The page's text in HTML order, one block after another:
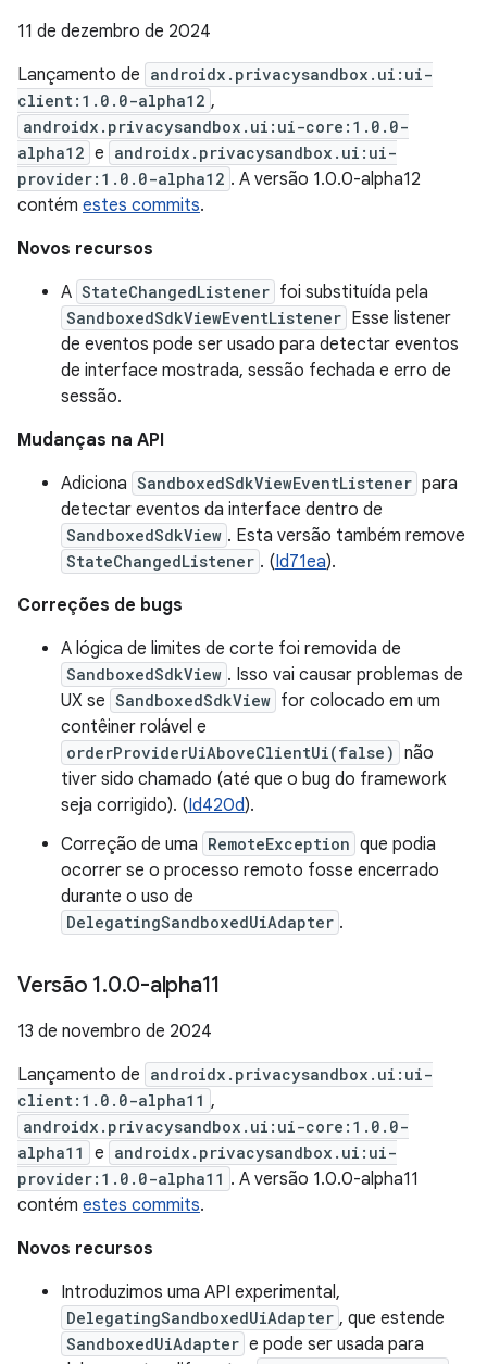
11 de dezembro de 2024
Lançamento de androidx.privacysandbox.ui:ui-
client:1.0.0-alpha12 ,
androidx.privacysandbox.ui:ui-core:1.0.0-
alpha12 e androidx.privacysandbox.ui:ui-
provider:1.0.0-alpha12 . A versão 1.0.0-alpha12
contém estes commits.
Novos recursos
A StateChangedListener foi substituída pela
SandboxedSdkViewEventListener Esse listener
de eventos pode ser usado para detectar eventos
de interface mostrada, sessão fechada e erro de
sessão.
Mudanças na API
Adiciona SandboxedSdkViewEventListener para
detectar eventos da interface dentro de
SandboxedSdkView . Esta versão também remove
StateChangedListener . (Id71ea).
Correções de bugs
A lógica de limites de corte foi removida de
SandboxedSdkView . Isso vai causar problemas de
UX se SandboxedSdkView for colocado em um
contêiner rolável e
orderProviderUiAboveClientUi(false) não
tiver sido chamado (até que o bug do framework
seja corrigido). (Id420d).
Correção de uma RemoteException que podia
ocorrer se o processo remoto fosse encerrado
durante o uso de
DelegatingSandboxedUiAdapter .
Versão 1.0.0-alpha11
13 de novembro de 2024
Lançamento de androidx.privacysandbox.ui:ui-
client:1.0.0-alpha11 ,
androidx.privacysandbox.ui:ui-core:1.0.0-
alpha11
e androidx.privacysandbox.ui:ui-
provider:1.0.0-alpha11 . A versão 1.0.0-alpha11
contém estes commits.
Novos recursos
Introduzimos uma API experimental,
DelegatingSandboxedUiAdapter , que estende
SandboxedUiAdapter e pode ser usada para